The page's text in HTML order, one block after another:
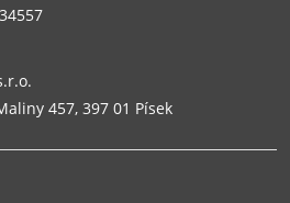
457, 397 01 Písek